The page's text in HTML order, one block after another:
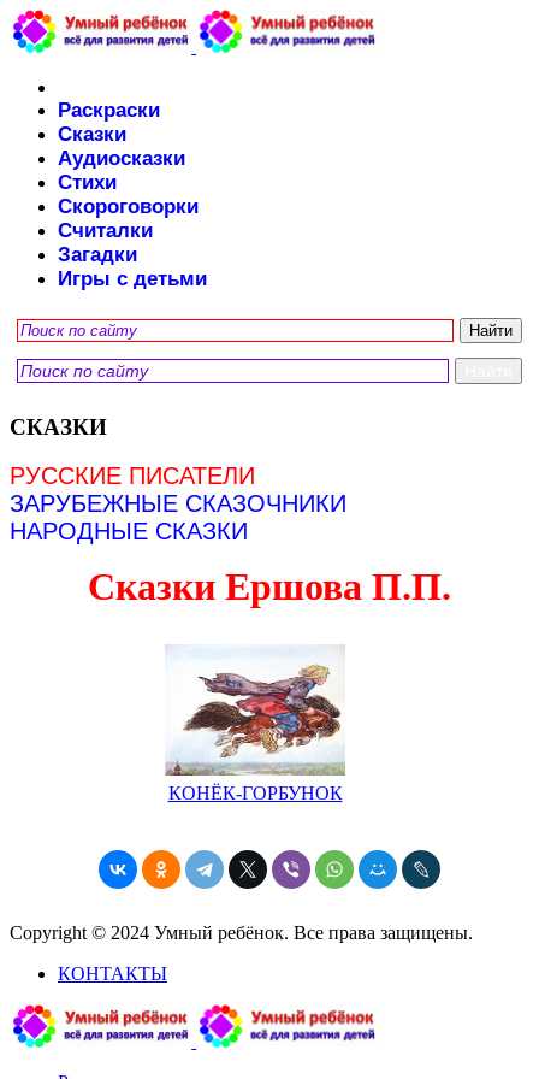
Раскраски
Сказки
Аудиосказки
Стихи
Скороговорки
Считалки
Загадки
Игры с детьми
СКАЗКИ
РУССКИЕ ПИСАТЕЛИ
ЗАРУБЕЖНЫЕ СКАЗОЧНИКИ
НАРОДНЫЕ СКАЗКИ
Сказки Ершова П.П.
КОНЁК-ГОРБУНОК
Copyright © 2024 Умный ребёнок. Все права защищены.
КОНТАКТЫ